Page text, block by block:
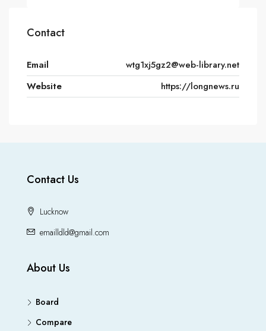
Contact
Email
wtg1xj5gz2@web-library.net
Website
https://longnews.ru
Contact Us
Lucknow
emailldld@gmail.com
About Us
Board
Compare